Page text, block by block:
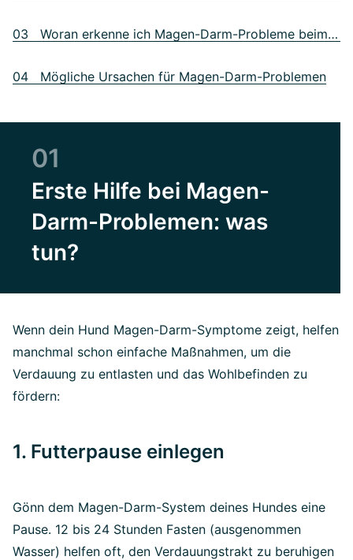
03 Woran erkenne ich Magen-Darm-Probleme beim Hund?
04 Mögliche Ursachen für Magen-Darm-Problemen
01
Erste Hilfe bei Magen-
Darm-Problemen: was
tun?
Wenn dein Hund Magen-Darm-Symptome zeigt, helfen
manchmal schon einfache Maßnahmen, um die
Verdauung zu entlasten und das Wohlbefinden zu
fördern:
1. Futterpause einlegen
Gönn dem Magen-Darm-System deines Hundes eine
Pause. 12 bis 24 Stunden Fasten (ausgenommen
Wasser) helfen oft, den Verdauungstrakt zu beruhigen